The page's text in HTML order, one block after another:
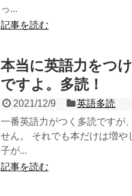
っ...
記事を読む
本当に英語力をつ
ですよ。多読！
2021/12/9
英語多読
一番英語力がつく多読ですが
せん。 それでも本だけは増
子が...
記事を読む